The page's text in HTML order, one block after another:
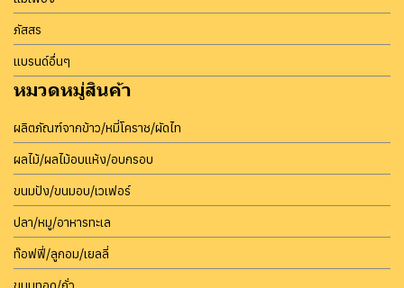
ภัสสร
แบรนด์อื่นๆ
หมวดหมู่สินค้า
ผลิตภัณฑ์จากข้าว/หมี่โคราช/ผัดไท
ผลไม้/ผลไม้อบแห้ง/อบกรอบ
ขนมปัง/ขนมอบ/เวเฟอร์
ปลา/หมู/อาหารทะเล
ท๊อฟฟี่/ลูกอม/เยลลี่